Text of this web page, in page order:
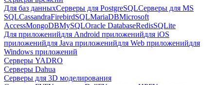
Для баз данныхСерверы для PostgreSQLСерверы для MS
SQLCassandraFirebirdSQLMariaDBMicrosoft
AccessMongoDBMySQLOracle DatabaseRedisSQLite
Для приложенийдля Android приложенийдля iOS
приложенийдля Java приложенийдля Web приложенийдля
Windows приложений
Серверы YADRO
Серверы Dahua
Серверы для 3D моделирования